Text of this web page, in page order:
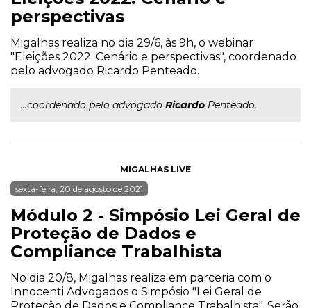
perspectivas
Migalhas realiza no dia 29/6, às 9h, o webinar
"Eleições 2022: Cenário e perspectivas", coordenado
pelo advogado Ricardo Penteado.
...coordenado pelo advogado Ricardo Penteado.
MIGALHAS LIVE
sexta-feira, 20 de agosto de 2021
Módulo 2 - Simpósio Lei Geral de
Proteção de Dados e
Compliance Trabalhista
No dia 20/8, Migalhas realiza em parceria com o
Innocenti Advogados o Simpósio "Lei Geral de